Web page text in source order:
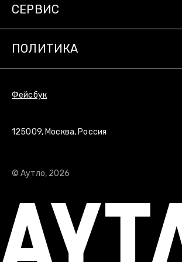
ПОЛИТИКА
© Аутло, 2026
125009, Москва, Россия
СЕРВИС
ПОЛИТИКА
Фейсбук
© Аутло, 2026